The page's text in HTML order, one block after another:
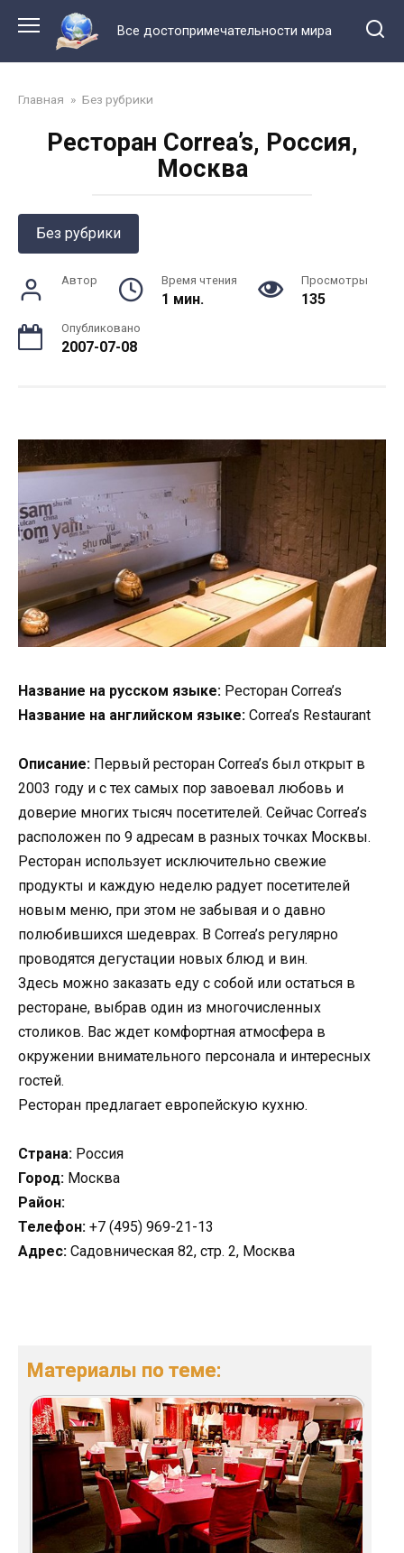
контенту
Все достопримечательности мира
Главная » Без рубрики
Ресторан Correa’s, Россия,
Москва
Без рубрики
Автор Время чтения
1 мин.
Просмотры
135
Опубликовано
2007-07-08
Название на русском языке: Ресторан Correa’s
Название на английском языке: Correa’s Restaurant
Описание: Первый ресторан Correa’s был открыт в
2003 году и с тех самых пор завоевал любовь и
доверие многих тысяч посетителей. Сейчас Correa’s
расположен по 9 адресам в разных точках Москвы.
Ресторан использует исключительно свежие
продукты и каждую неделю радует посетителей
новым меню, при этом не забывая и о давно
полюбившихся шедеврах. В Correa’s регулярно
проводятся дегустации новых блюд и вин.
Здесь можно заказать еду с собой или остаться в
ресторане, выбрав один из многочисленных
столиков. Вас ждет комфортная атмосфера в
окружении внимательного персонала и интересных
гостей.
Ресторан предлагает европейскую кухню.
Страна: Россия
Город: Москва
Район:
Телефон: +7 (495) 969-21-13
Адрес: Садовническая 82, стр. 2, Москва
Материалы по теме: